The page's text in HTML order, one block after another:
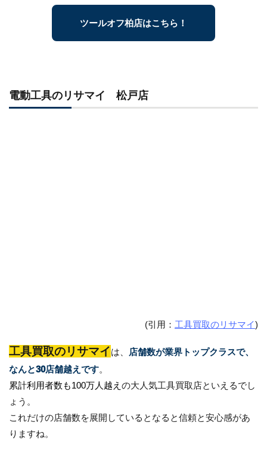
ツールオフ柏店はこちら！
電動工具のリサマイ 松戸店
(引用： 工具買取のリサマイ)
工具買取のリサマイは、
店舗数が業界トップクラスで、
なんと30店舗越えです。
累計利用者数も100万人越え の大人気工具買取店といえるでし
ょう。
これだけの店舗数を展開しているとなると信頼と安心感があ
りますね。